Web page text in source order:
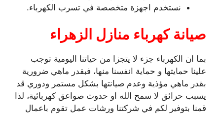
نستخدم اجهزة متخصصة في تسرب الكهرباء.
صيانة كهرباء منازل الزهراء
بما ان الكهرباء جزء لا يتجزا من حياتنا اليومية توجب
علينا حمايتها و حماية انفسنا منها، فبقدر ماهي ضرورية
بقدر ماهي مؤذية وعدم صيانتها بشكل مستمر ودوري قد
يسبب حرائق لا سمح الله او حدوث صواعق كهربائية، لذا
قمنا بتوفير لكم في شركتنا ورشات عمل تقوم باعمال